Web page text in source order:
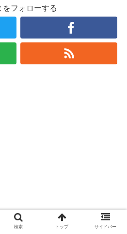
をフォローする
検索 トップ サイドバー